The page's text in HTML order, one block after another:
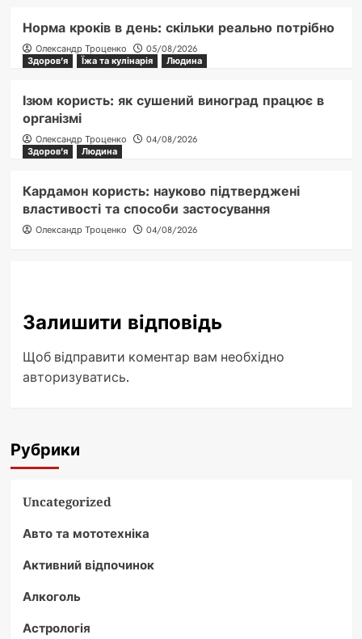
Норма кроків в день: скільки реально потрібно
Олександр Троценко
05/08/2026
Здоров'я
Їжа та кулінарія Людина
Ізюм користь: як сушений виноград працює в
організмі
Олександр Троценко
04/08/2026
Здоров'я
Людина
Кардамон користь: науково підтверджені
властивості та способи застосування
Олександр Троценко 04/08/2026
Залишити відповідь
Щоб відправити коментар вам необхідно
авторизуватись.
Рубрики
Uncategorized
Авто та мототехніка
Активний відпочинок
Алкоголь
Астрологія